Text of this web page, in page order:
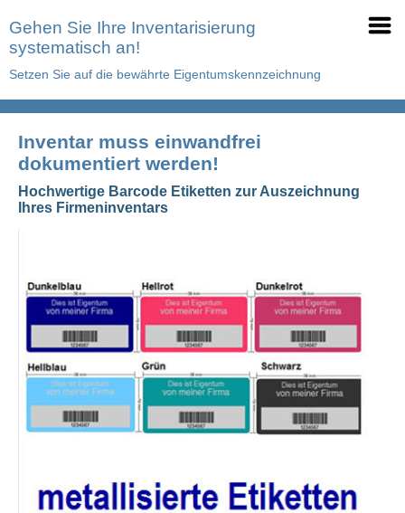
Gehen Sie Ihre Inventarisierung
systematisch an!
Setzen Sie auf die bewährte Eigentumskennzeichnung
Inventar muss einwandfrei
dokumentiert werden!
Hochwertige Barcode Etiketten zur Auszeichnung
Ihres Firmeninventars